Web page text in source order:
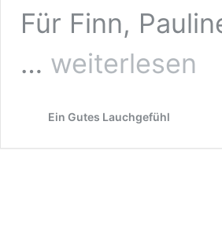
Für Finn,
…
Tiere,
weiterlesen
Ein Gutes Lauchgefühl